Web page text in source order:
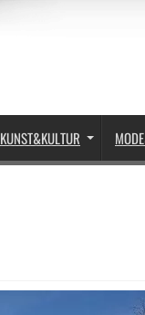
KUNST&KULTUR